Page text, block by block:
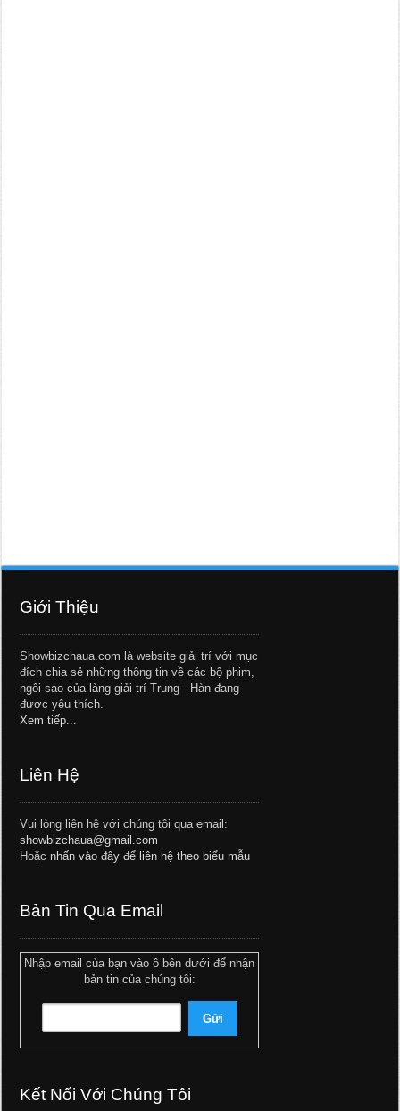
Giới Thiệu
Showbizchaua.com là website giải trí với mục
đích chia sẻ những thông tin về các bộ phim,
ngôi sao của làng giải trí Trung - Hàn đang
được yêu thích.
Xem tiếp...
Liên Hệ
Vui lòng liên hệ với chúng tôi qua email:
showbizchaua@gmail.com
Hoặc nhấn vào đây để liên hệ theo biểu mẫu
Bản Tin Qua Email
Nhập email của bạn vào ô bên dưới để nhận
bản tin của chúng tôi:
Kết Nối Với Chúng Tôi